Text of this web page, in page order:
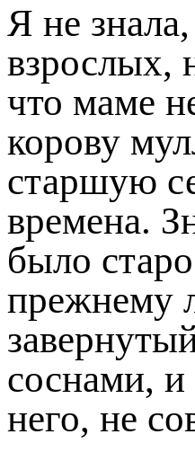
Я не
взрослых,
что маме
корову
старшую
времена.
было
прежнему
соснами, и
него, не